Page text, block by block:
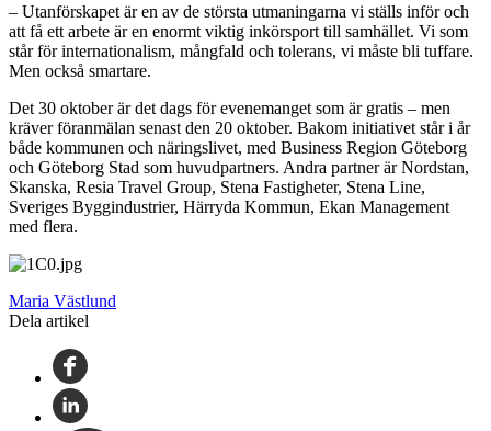
– Utanförskapet är en av de största utmaningarna vi ställs inför och
att få ett arbete är en enormt viktig inkörsport till samhället. Vi som
står för internationalism, mångfald och tolerans, vi måste bli tuffare.
Men också smartare.
Det 30 oktober är det dags för evenemanget som är gratis – men
kräver föranmälan senast den 20 oktober. Bakom initiativet står i år
både kommunen och näringslivet, med Business Region Göteborg
och Göteborg Stad som huvudpartners. Andra partner är Nordstan,
Skanska, Resia Travel Group, Stena Fastigheter, Stena Line,
Sveriges Byggindustrier, Härryda Kommun, Ekan Management
med flera.
Maria Västlund
Dela artikel